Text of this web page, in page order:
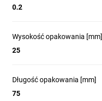
0.2
Wysokość opakowania [mm]
25
Długość opakowania [mm]
75